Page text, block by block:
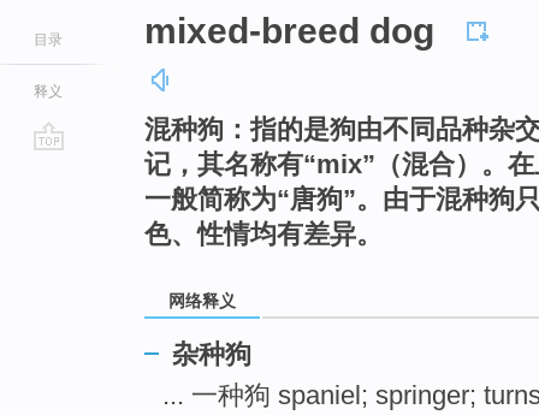
目录
释义
mixed-breed dog
混种狗：指的是狗由不同品种杂
记，其名称有“mix”（混合）。
一般简称为“唐狗”。由于混种狗
色、性情均有差异。
网络释义
杂种狗
... 一种狗 spaniel; springer;